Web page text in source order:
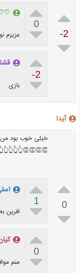

-2


0
 عزیزم

-2
 بازی
آیدا

0

خیلی خوب بود من

1
 افرین

0
 منم